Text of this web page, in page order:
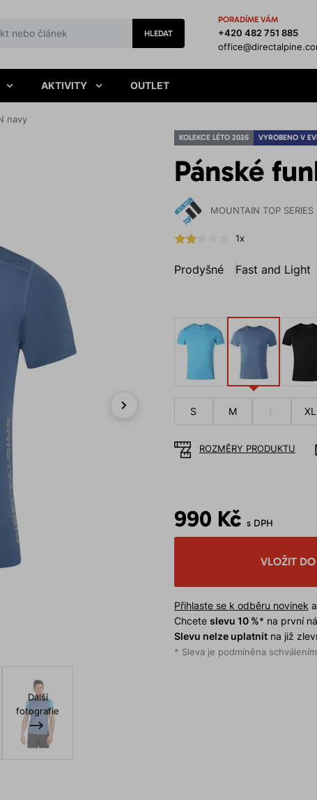
HLEDAT
PORADÍME VÁM
+420 482 751 885
AKTIVITY OUTLET
navy
KOLEKCE LÉTO 2026 VYROBENO V
Pánské
MOUNTAIN TOP SERIES
1x
Prodyšné Fast and Light
Další
fotografie
S M XL
ROZMĚRY PRODUKTU
990 Kč s DPH
VLOŽIT
Přihlaste se k odběru novinek
Chcete slevu 10 %* na první
Slevu nelze uplatnitna již
* Sleva je podmíněna